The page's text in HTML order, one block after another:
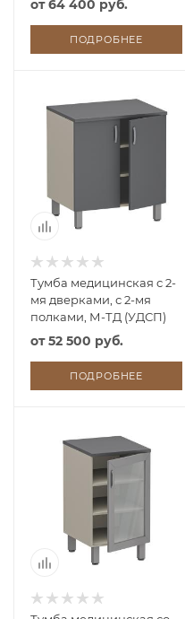
от64 400 руб.
ПОДРОБНЕЕ
Тумба медицинская с 2-
мя дверками, с 2-мя
полками, М-ТД (УДСП)
от52 500 руб.
ПОДРОБНЕЕ